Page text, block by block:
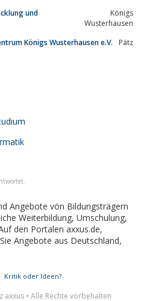
Qualitätsanspruch
und
Königs
Wusterhausen
Königs Wusterhausen e.V.
Pätz
Angebote vön Bildungsträgern
Weiterbildung, Umschulung,
den Portalen axxus.de,
Angebote aus Deutschland,
Kritik oder Ideen?
• Alle Rechte vorbehalten